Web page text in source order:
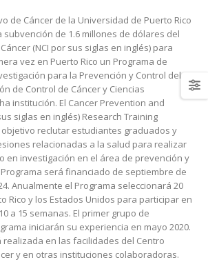
de Cáncer de la Universidad de Puerto Rico
subvención de 1.6 millones de dólares del
(NCI por sus siglas en inglés) para
vez en Puerto Rico un Programa de
para la Prevención y Control del
de Control de Cáncer y Ciencias
institución. El Cancer Prevention and
siglas en inglés) Research Training
objetivo reclutar estudiantes graduados y
relacionadas a la salud para realizar
en investigación en el área de prevención y
será financiado de septiembre de
Anualmente el Programa seleccionará 20
Rico y los Estados Unidos para participar en
a 15 semanas. El primer grupo de
iniciarán su experiencia en mayo 2020.
realizada en las facilidades del Centro
y en otras instituciones colaboradoras.